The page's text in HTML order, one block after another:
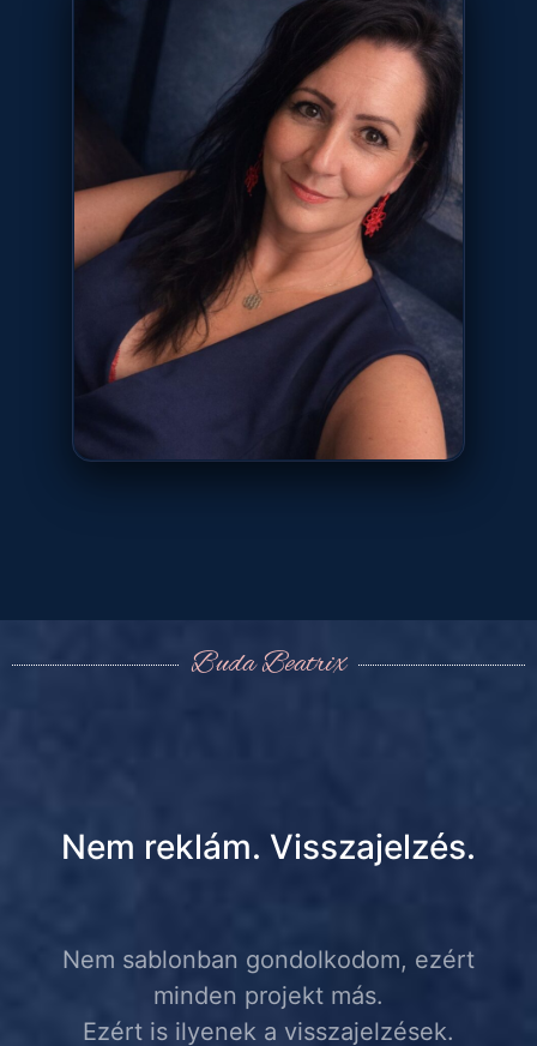
Buda Beatrix
Nem reklám. Visszajelzés.
Nem sablonban gondolkodom, ezért
minden projekt más.
Ezért is ilyenek a visszajelzések.